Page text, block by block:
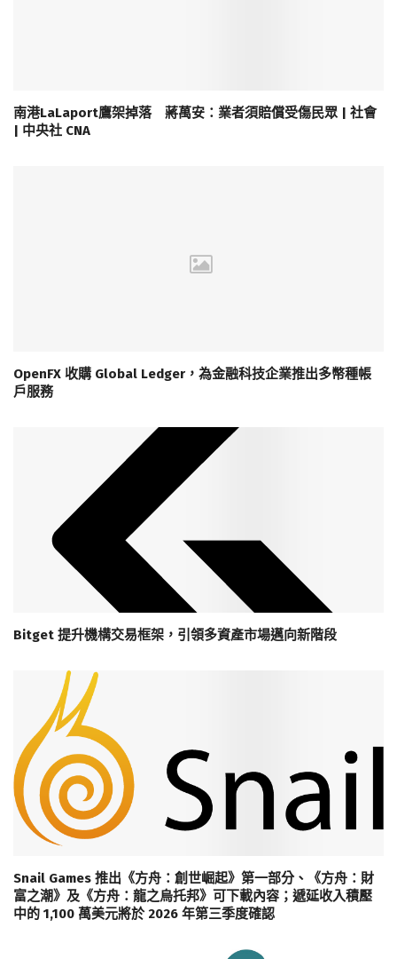
南港LaLaport鷹架掉落 蔣萬安：業者須賠償受傷民眾 | 社會
| 中央社 CNA
OpenFX 收購 Global Ledger，為金融科技企業推出多幣種帳
戶服務
Bitget 提升機構交易框架，引領多資產市場邁向新階段
Snail Games 推出《方舟：創世崛起》第一部分、《方舟：財
富之潮》及《方舟：龍之烏托邦》可下載內容；遞延收入積壓
中的 1,100 萬美元將於 2026 年第三季度確認